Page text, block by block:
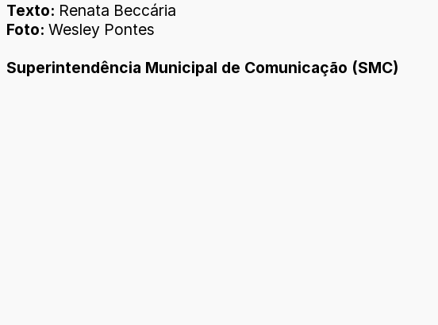
Texto: Renata Beccária
Foto: Wesley Pontes
Superintendência Municipal de Comunicação (SMC)